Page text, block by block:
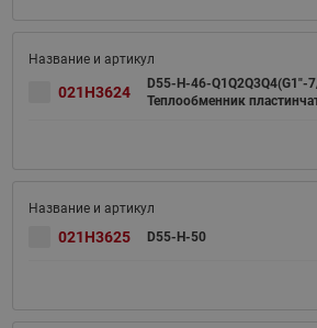
021H3624
D55-H-46-
Теплообменник
021H3625 D55-H-50